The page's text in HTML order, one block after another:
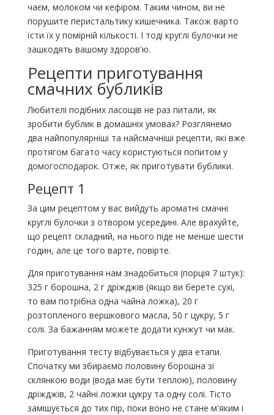
чаєм, молоком чи кефіром. Таким чином, ви не
порушите перистальтику кишечника. Також варто
їсти їх у помірній кількості. І тоді круглі булочки не
зашкодять вашому здоров'ю.
Рецепти приготування
смачних бубликів
Любителі подібних ласощів не раз питали, як
зробити бублик в домашніх умовах? Розглянемо
два найпопулярніші та найсмачніші рецепти, які вже
протягом багато часу користуються попитом у
домогосподарок. Отже, як приготувати бублики.
Рецепт 1
За цим рецептом у вас вийдуть ароматні смачні
круглі булочки з отвором усередині. Але врахуйте,
що рецепт складний, на нього піде не менше шести
годин, але це того варте, повірте.
Для приготування нам знадобиться (порція 7 штук):
325 г борошна, 2 г дріжджів (якщо ви берете сухі,
то вам потрібна одна чайна ложка), 20 г
розтопленого вершкового масла, 50 г цукру, 5 г
солі. За бажанням можете додати кунжут чи мак.
Приготування тесту відбувається у два етапи.
Спочатку ми збираємо половину борошна зі
склянкою води (вода має бути теплою), половину
дріжджів, 2 чайні ложки цукру та одну солі. Тісто
замішується до тих пір, поки воно не стане м'яким і